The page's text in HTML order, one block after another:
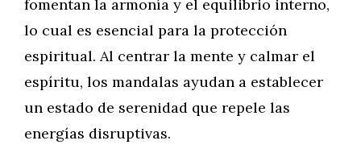
fomentan la armonía y el equilibrio interno,
lo cual es esencial para la protección
espiritual. Al centrar la mente y calmar el
espíritu, los mandalas ayudan a establecer
un estado de serenidad que repele las
energías disruptivas.